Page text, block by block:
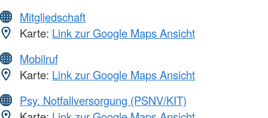
Mitgliedschaft
Karte: Link zur Google Maps Ansicht
Mobilruf
Karte: Link zur Google Maps Ansicht
Psy. Notfallversorgung (PSNV/KIT)